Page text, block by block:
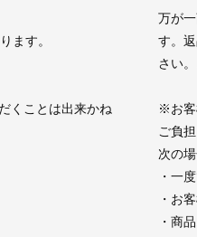
ます。
くことは出来かね
万が
す。
さい
※お客
ご負
次の
・一
・お
・商